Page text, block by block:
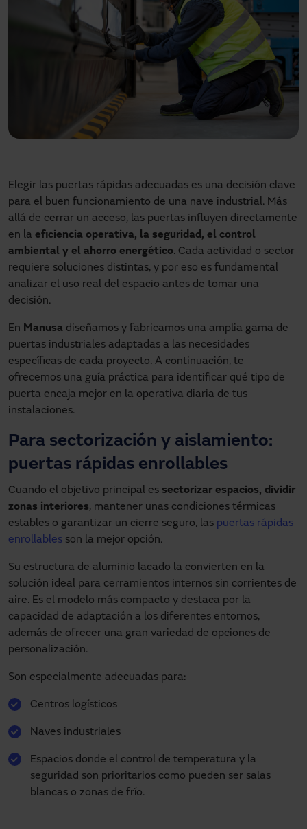
Elegir las puertas rápidas adecuadas es una decisión clave
para el buen funcionamiento de una nave industrial. Más
allá de cerrar un acceso, las puertas influyen directamente
en la eficiencia operativa, la seguridad, el control
ambiental y el ahorro energético. Cada actividad o sector
requiere soluciones distintas, y por eso es fundamental
analizar el uso real del espacio antes de tomar una
decisión.
En Manusa diseñamos y fabricamos una amplia gama de
puertas industriales adaptadas a las necesidades
específicas de cada proyecto. A continuación, te
ofrecemos una guía práctica para identificar qué tipo de
puerta encaja mejor en la operativa diaria de tus
instalaciones.
Para sectorización y aislamiento:
puertas rápidas enrollables
Cuando el objetivo principal es sectorizar espacios, dividir
zonas interiores, mantener unas condiciones térmicas
estables o garantizar un cierre seguro, las puertas rápidas
enrollables son la mejor opción.
Su estructura de aluminio lacado la convierten en la
solución ideal para cerramientos internos sin corrientes de
aire. Es el modelo más compacto y destaca por la
capacidad de adaptación a los diferentes entornos,
además de ofrecer una gran variedad de opciones de
personalización.
Son especialmente adecuadas para:
Centros logísticos
Naves industriales
Espacios donde el control de temperatura y la
seguridad son prioritarios como pueden ser salas
blancas o zonas de frío.